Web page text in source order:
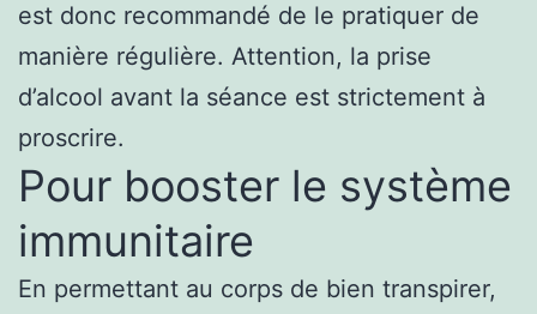
est donc recommandé de le pratiquer de
manière régulière. Attention, la prise
d’alcool avant la séance est strictement à
proscrire.
Pour booster le système
immunitaire
En permettant au corps de bien transpirer,